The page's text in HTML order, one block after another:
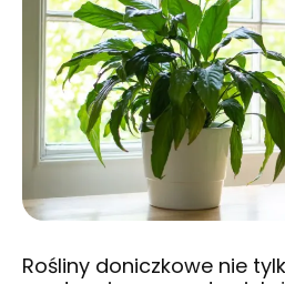
Rośliny doniczkowe nie